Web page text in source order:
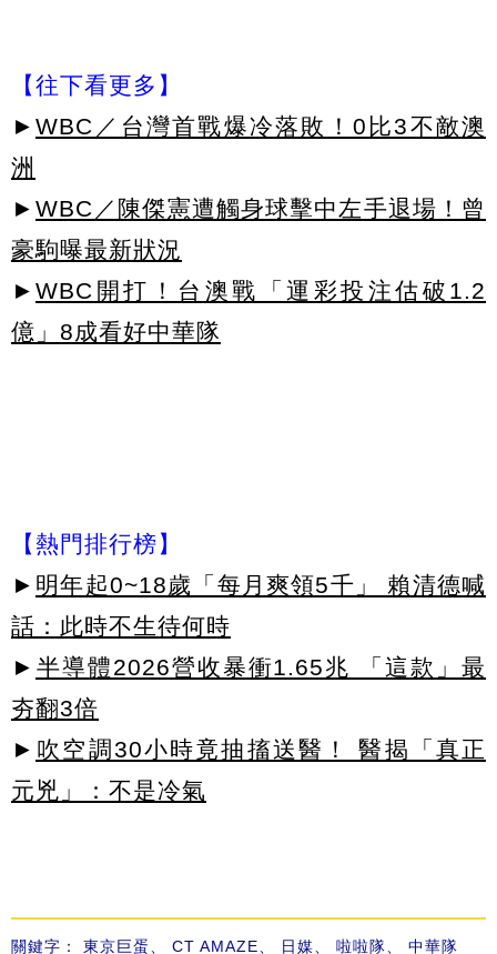
【往下看更多】
► WBC／台灣首戰爆冷落敗！0比3不敵澳
洲
► WBC／陳傑憲遭觸身球擊中左手退場！曾
豪駒曝最新狀況
► WBC開打！台澳戰「運彩投注估破1.2
億」8成看好中華隊
【熱門排行榜】
► 明年起0~18歲「每月爽領5千」 賴清德喊
話：此時不生待何時
► 半導體2026營收暴衝1.65兆 「這款」最
夯翻3倍
► 吹空調30小時竟抽搐送醫！ 醫揭「真正
元兇」：不是冷氣
關鍵字： 東京巨蛋 CT AMAZE 日媒 啦啦隊 中華隊